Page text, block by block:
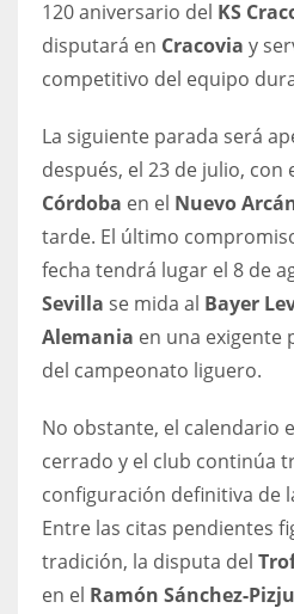
120 aniversario del KS
disputará en Cracovia y
competitivo del equipo
La siguiente parada será
después, el 23 de julio, con
Córdoba en el Nuevo
tarde. El último
fecha tendrá lugar el 8 de
Sevilla se mida al Bayer
Alemania en una exigente
del campeonato liguero.
No obstante, el calendario
cerrado y el club continúa
configuración definitiva de
Entre las citas pendientes
tradición, la disputa del
en el Ramón Sánchez-